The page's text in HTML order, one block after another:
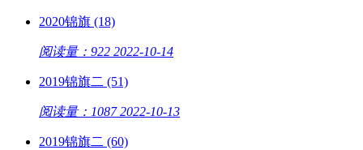
2020锦旗 (18)
阅读量：922 2022-10-14
2019锦旗二 (51)
阅读量：1087 2022-10-13
2019锦旗二 (60)